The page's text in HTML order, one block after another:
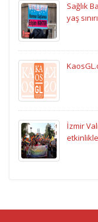
Sağlık
yaş
İzmir